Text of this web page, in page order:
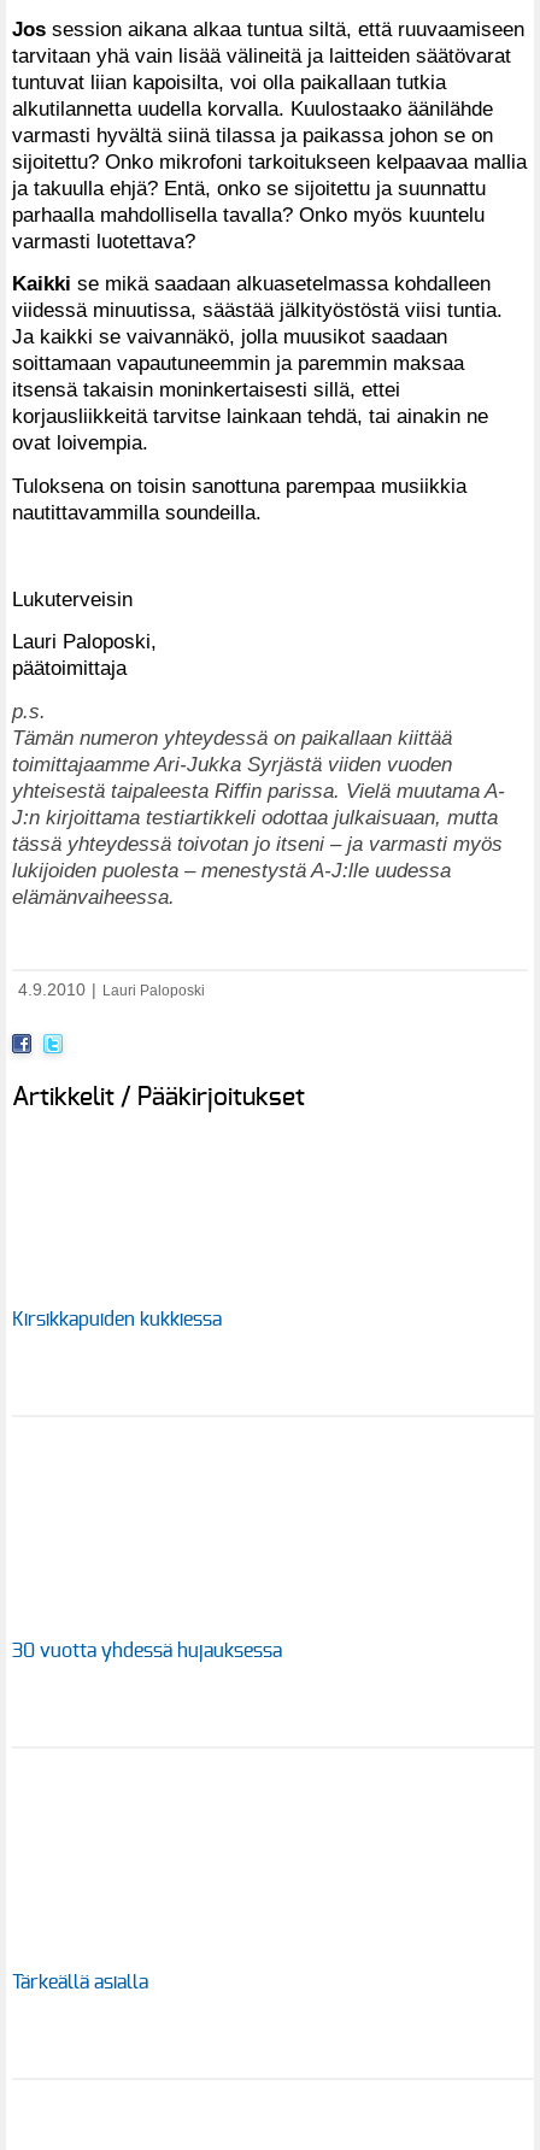
Jos session aikana alkaa tuntua siltä, että ruuvaamiseen
tarvitaan yhä vain lisää välineitä ja laitteiden säätövarat
tuntuvat liian kapoisilta, voi olla paikallaan tutkia
alkutilannetta uudella korvalla. Kuulostaako äänilähde
varmasti hyvältä siinä tilassa ja paikassa johon se on
sijoitettu? Onko mikrofoni tarkoitukseen kelpaavaa mallia
ja takuulla ehjä? Entä, onko se sijoitettu ja suunnattu
parhaalla mahdollisella tavalla? Onko myös kuuntelu
varmasti luotettava?
Kaikki se mikä saadaan alkuasetelmassa kohdalleen
viidessä minuutissa, säästää jälkityöstöstä viisi tuntia.
Ja kaikki se vaivannäkö, jolla muusikot saadaan
soittamaan vapautuneemmin ja paremmin maksaa
itsensä takaisin moninkertaisesti sillä, ettei
korjausliikkeitä tarvitse lainkaan tehdä, tai ainakin ne
ovat loivempia.
Tuloksena on toisin sanottuna parempaa musiikkia
nautittavammilla soundeilla.
Lukuterveisin
Lauri Paloposki,
päätoimittaja
p.s.
Tämän numeron yhteydessä on paikallaan kiittää
toimittajaamme Ari-Jukka Syrjästä viiden vuoden
yhteisestä taipaleesta Riffin parissa. Vielä muutama A-
J:n kirjoittama testiartikkeli odottaa julkaisuaan, mutta
tässä yhteydessä toivotan jo itseni – ja varmasti myös
lukijoiden puolesta – menestystä A-J:lle uudessa
elämänvaiheessa.
4.9.2010 Lauri Paloposki
Artikkelit / Pääkirjoitukset
Kirsikkapuiden kukkiessa
30 vuotta yhdessä hujauksessa
Tärkeällä asialla